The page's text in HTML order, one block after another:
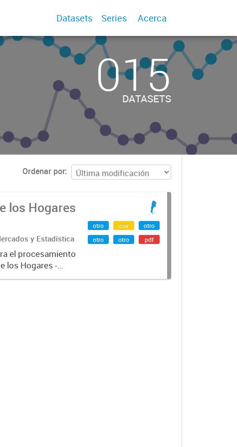
Datasets Series Acerca
015
DATASETS
Ordenar por
los Hogares
y Estadística
el procesamiento
los Hogares -
otro csv
otro
otro
otro pdf